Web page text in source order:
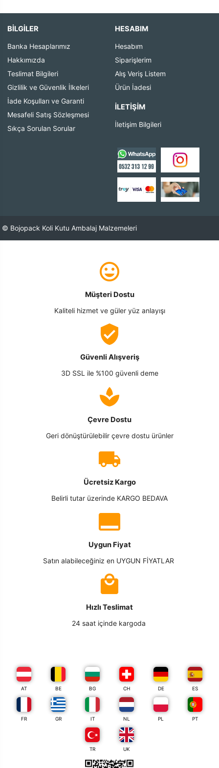
BİLGİLER
Banka Hesaplarımız
Hakkımızda
Teslimat Bilgileri
Gizlilik ve Güvenlik İlkeleri
İade Koşulları ve Garanti
Mesafeli Satış Sözleşmesi
Sıkça Sorulan Sorular
HESABIM
Hesabım
Siparişlerim
Alış Veriş Listem
Ürün İadesi
İLETIŞIM
İletişim Bilgileri
© Bojopack Koli Kutu Ambalaj Malzemeleri
Müşteri Dostu
Kaliteli hizmet ve güler yüz anlayışı
Güvenli Alışveriş
3D SSL ile %100 güvenli deme
Çevre Dostu
Geri dönüştürülebilir çevre dostu ürünler
Ücretsiz Kargo
Belirli tutar üzerinde KARGO BEDAVA
Uygun Fiyat
Satın alabileceğiniz en UYGUN FİYATLAR
Hızlı Teslimat
24 saat içinde kargoda
AT BE BG CH DE ES
FR GR IT NL PL PT
TR UK